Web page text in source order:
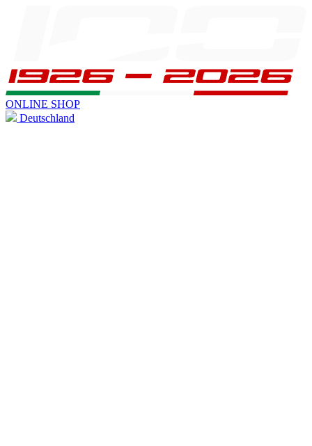
ONLINE SHOP
Deutschland